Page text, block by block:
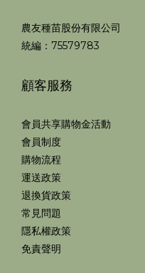
農友種苗股份有限公司
統編：75579783
顧客服務
會員共享購物金活動
會員制度
購物流程
運送政策
退換貨政策
常見問題
隱私權政策
免責聲明